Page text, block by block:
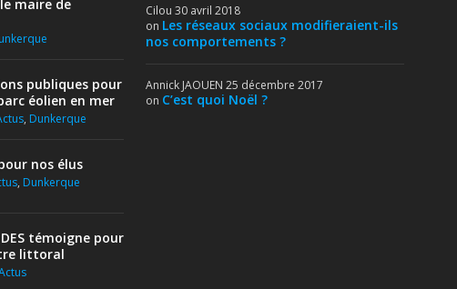
maire de
publiques pour
éolien en mer
, Dunkerque
nos élus
, Dunkerque
témoigne pour
littoral
Cilou 30 avril 2018
on Les réseaux sociaux modifieraient-ils
nos comportements ?
Annick JAOUEN 25 décembre 2017
on C’est quoi Noël ?